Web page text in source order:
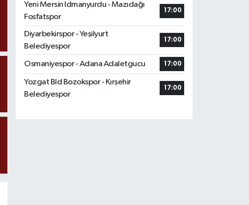
Yeni Mersin Idmanyurdu - Mazıdağı
Fosfatspor
17:00
Diyarbekirspor - Yeşilyurt
Belediyespor
17:00
Osmaniyespor - Adana Adaletgucu 17:00
Yozgat Bld Bozokspor - Kırşehir
Belediyespor
17:00